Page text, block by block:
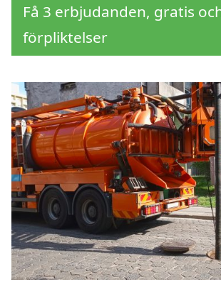
Få 3 erbjudanden, gratis
förpliktelser